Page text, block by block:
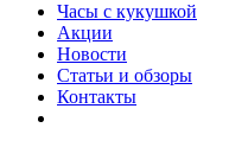
Часы с кукушкой
Акции
Новости
Статьи и обзоры
Контакты